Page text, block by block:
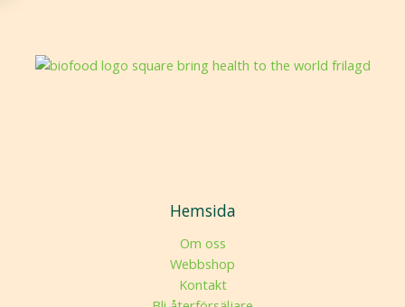
Hemsida
Om oss
Webbshop
Kontakt